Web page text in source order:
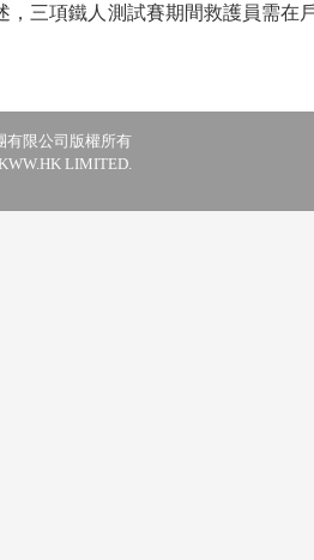
項鐵人測試賽期間救護員需在戶
有限公司版權所有
LIMITED.